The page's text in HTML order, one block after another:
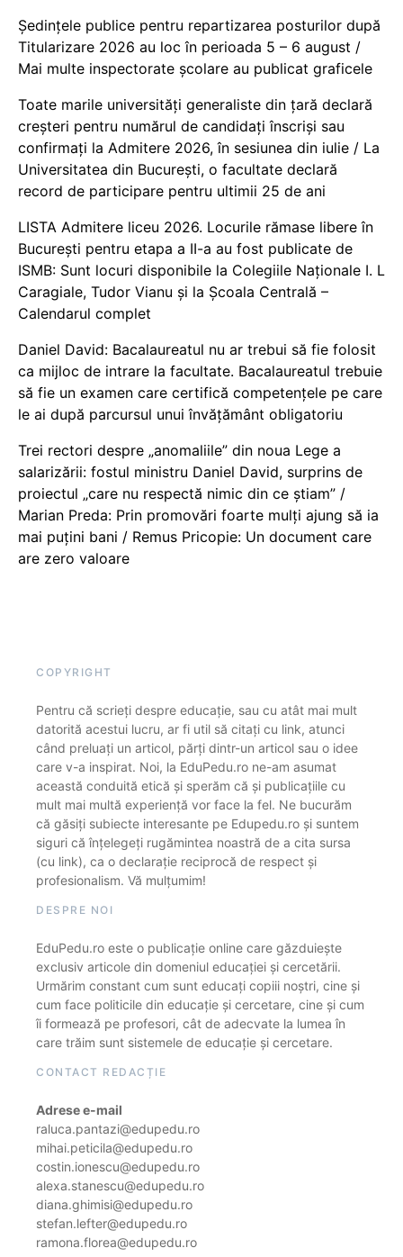
Ședințele publice pentru repartizarea posturilor după
Titularizare 2026 au loc în perioada 5 – 6 august /
Mai multe inspectorate școlare au publicat graficele
Toate marile universități generaliste din țară declară
creșteri pentru numărul de candidați înscriși sau
confirmați la Admitere 2026, în sesiunea din iulie / La
Universitatea din București, o facultate declară
record de participare pentru ultimii 25 de ani
LISTA Admitere liceu 2026. Locurile rămase libere în
București pentru etapa a II-a au fost publicate de
ISMB: Sunt locuri disponibile la Colegiile Naționale I. L
Caragiale, Tudor Vianu și la Școala Centrală –
Calendarul complet
Daniel David: Bacalaureatul nu ar trebui să fie folosit
ca mijloc de intrare la facultate. Bacalaureatul trebuie
să fie un examen care certifică competențele pe care
le ai după parcursul unui învățământ obligatoriu
Trei rectori despre „anomaliile” din noua Lege a
salarizării: fostul ministru Daniel David, surprins de
proiectul „care nu respectă nimic din ce știam” /
Marian Preda: Prin promovări foarte mulți ajung să ia
mai puțini bani / Remus Pricopie: Un document care
are zero valoare
COPYRIGHT
Pentru că scrieți despre educație, sau cu atât mai mult
datorită acestui lucru, ar fi util să citați cu link, atunci
când preluați un articol, părți dintr-un articol sau o idee
care v-a inspirat. Noi, la EduPedu.ro ne-am asumat
această conduită etică și sperăm că și publicațiile cu
mult mai multă experiență vor face la fel. Ne bucurăm
că găsiți subiecte interesante pe Edupedu.ro și suntem
siguri că înțelegeți rugămintea noastră de a cita sursa
(cu link), ca o declarație reciprocă de respect și
profesionalism. Vă mulțumim!
DESPRE NOI
EduPedu.ro este o publicație online care găzduiește
exclusiv articole din domeniul educației și cercetării.
Urmărim constant cum sunt educați copiii noștri, cine și
cum face politicile din educație și cercetare, cine și cum
îi formează pe profesori, cât de adecvate la lumea în
care trăim sunt sistemele de educație și cercetare.
CONTACT REDACȚIE
Adrese e-mail
raluca.pantazi@edupedu.ro
mihai.peticila@edupedu.ro
costin.ionescu@edupedu.ro
alexa.stanescu@edupedu.ro
diana.ghimisi@edupedu.ro
stefan.lefter@edupedu.ro
ramona.florea@edupedu.ro